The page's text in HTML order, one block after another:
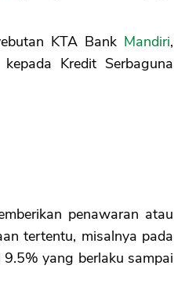
KTA Bank Mandiri,
Kredit Serbaguna
penawaran atau
tertentu, misalnya pada
yang berlaku sampai